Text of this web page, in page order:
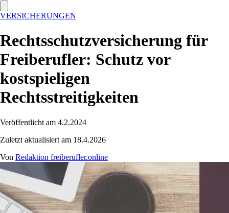
VERSICHERUNGEN
Rechtsschutzversicherung für
Freiberufler: Schutz vor
kostspieligen
Rechtsstreitigkeiten
Veröffentlicht am 4.2.2024
Zuletzt aktualisiert am 18.4.2026
Von Redaktion freiberufler.online